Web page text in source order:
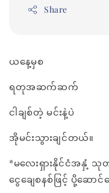
Share
ယနေ့မှစ
ရတုအဆက်ဆက်
ငါချစ်တဲ့ မင်းနဲ့ပဲ
အိုမင်းသွားချင်တယ်။
*မလေးရှားနိုင်ငံအနှံ့ သု
ငွေချေစနစ်ဖြင့် ပို့ဆောင်